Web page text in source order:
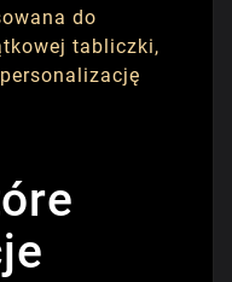
do
tabliczki,